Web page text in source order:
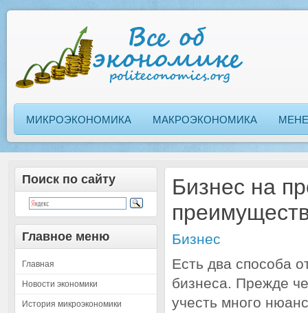
МИКРОЭКОНОМИКА МАКРОЭКОНОМИКА
Поиск по сайту
Главное меню
Главная
Новости экономики
История микроэкономики
Бизнес на
Бизнес
Есть два способа
бизнеса. Прежде
учесть много